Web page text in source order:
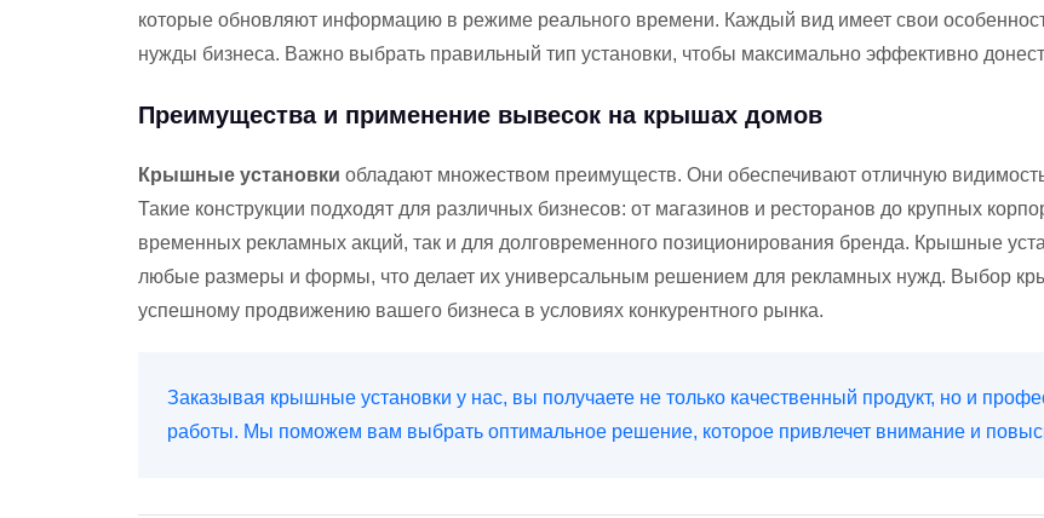
которые обновляют информацию в режиме реального времени. Каждый вид имеет свои
нужды бизнеса. Важно выбрать правильный тип установки, чтобы максимально эффективно
Преимущества и применение вывесок на крышах домов
Крышные установки обладают множеством преимуществ. Они обеспечивают отличную
Такие конструкции подходят для различных бизнесов: от магазинов и ресторанов до крупных
временных рекламных акций, так и для долговременного позиционирования бренда. Крышные
любые размеры и формы, что делает их универсальным решением для рекламных нужд. Выбор
успешному продвижению вашего бизнеса в условиях конкурентного рынка.
Заказывая крышные установки у нас, вы получаете не только качественный продукт, но и
работы. Мы поможем вам выбрать оптимальное решение, которое привлечет внимание и